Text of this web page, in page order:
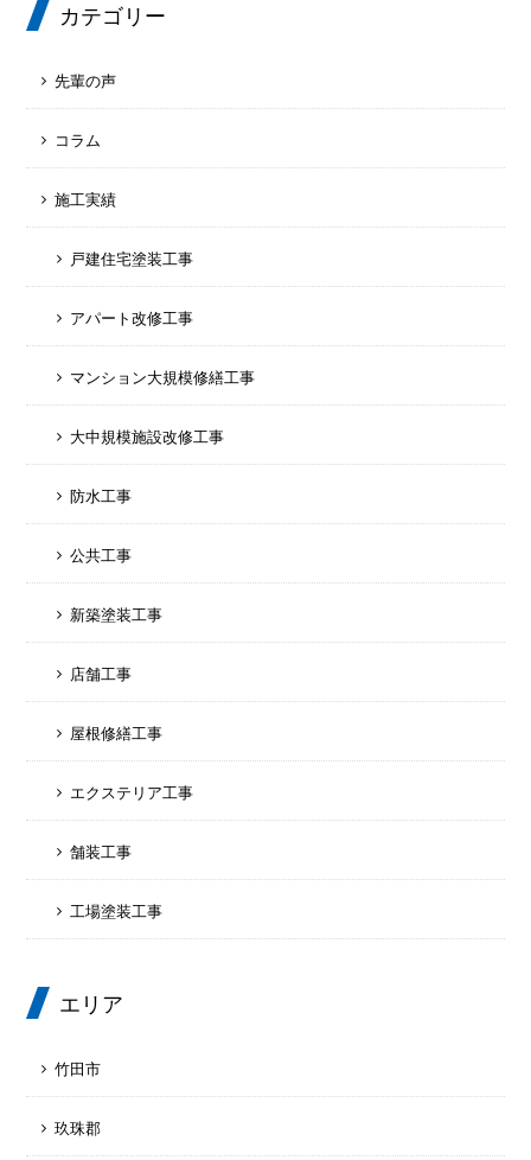
カテゴリー
先輩の声
コラム
施工実績
戸建住宅塗装工事
アパート改修工事
マンション大規模修繕工事
大中規模施設改修工事
防水工事
公共工事
新築塗装工事
店舗工事
屋根修繕工事
エクステリア工事
舗装工事
工場塗装工事
エリア
竹田市
玖珠郡